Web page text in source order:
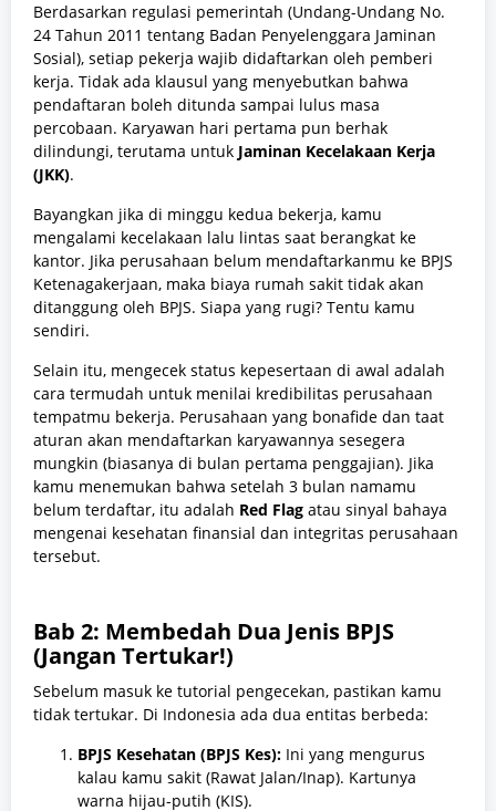
Berdasarkan regulasi pemerintah (Undang-Undang No.
24 Tahun 2011 tentang Badan Penyelenggara Jaminan
Sosial), setiap pekerja wajib didaftarkan oleh pemberi
kerja. Tidak ada klausul yang menyebutkan bahwa
pendaftaran boleh ditunda sampai lulus masa
percobaan. Karyawan hari pertama pun berhak
dilindungi, terutama untuk Jaminan Kecelakaan Kerja
(JKK).
Bayangkan jika di minggu kedua bekerja, kamu
mengalami kecelakaan lalu lintas saat berangkat ke
kantor. Jika perusahaan belum mendaftarkanmu ke BPJS
Ketenagakerjaan, maka biaya rumah sakit tidak akan
ditanggung oleh BPJS. Siapa yang rugi? Tentu kamu
sendiri.
Selain itu, mengecek status kepesertaan di awal adalah
cara termudah untuk menilai kredibilitas perusahaan
tempatmu bekerja. Perusahaan yang bonafide dan taat
aturan akan mendaftarkan karyawannya sesegera
mungkin (biasanya di bulan pertama penggajian). Jika
kamu menemukan bahwa setelah 3 bulan namamu
belum terdaftar, itu adalah Red Flag atau sinyal bahaya
mengenai kesehatan finansial dan integritas perusahaan
tersebut.
Bab 2: Membedah Dua Jenis BPJS
(Jangan Tertukar!)
Sebelum masuk ke tutorial pengecekan, pastikan kamu
tidak tertukar. Di Indonesia ada dua entitas berbeda:
BPJS Kesehatan (BPJS Kes): Ini yang mengurus
kalau kamu sakit (Rawat Jalan/Inap). Kartunya
warna hijau-putih (KIS).